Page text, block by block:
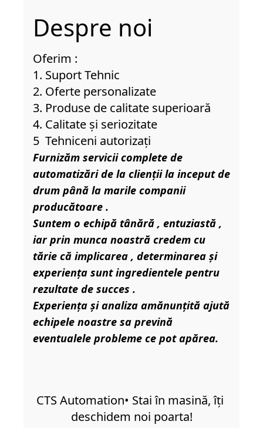
Despre noi
Oferim :
1. Suport Tehnic
2. Oferte personalizate
3. Produse de calitate superioară
4. Calitate și seriozitate
5  Tehniceni autorizați
Furnizăm servicii complete de
automatizări de la clienții la inceput de
drum până la marile companii
producătoare .
Suntem o echipă tânără , entuziastă ,
iar prin munca noastră credem cu
tărie că implicarea , determinarea și
experiența sunt ingredientele pentru
rezultate de succes .
Experiența și analiza amănunțită ajută
echipele noastre sa prevină
eventualele probleme ce pot apărea.
CTS Automation• Stai în masină, îți
deschidem noi poarta!